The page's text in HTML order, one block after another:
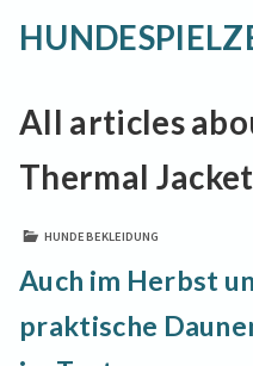
All articles
Thermal Jacket
HUNDEBEKLEIDUNG
Auch im Herbst
praktische